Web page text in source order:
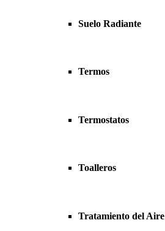
Suelo Radiante
Termos
Termostatos
Toalleros
Tratamiento del Aire